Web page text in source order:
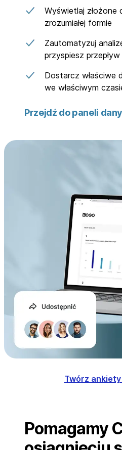
Wyświetlaj złożone
zrozumiałej formie
Zautomatyzuj
przyspiesz
Dostarcz właściwe
we właściwym
Przejdź do paneli
Twórz
Pomagamy